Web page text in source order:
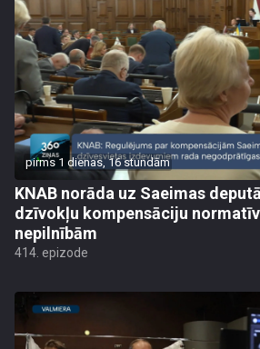
pirms 1 dienas, 16 stundām
KNAB norāda uz Saeimas
dzīvokļu kompensāciju
nepilnībām
414. epizode